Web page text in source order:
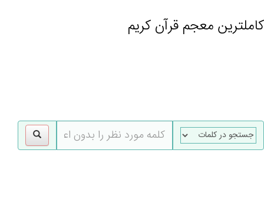
کاملترین معجم قرآن کریم